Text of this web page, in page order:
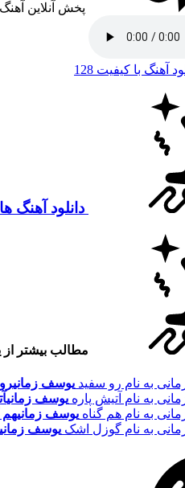
پخش آنلاین آهنگ
آهنگ با کیفیت 128
دانلود آهنگ
مطالب بیشتر
یوسف زمانی
یوسف زمانی
یوسف زمانیهم
یوسف زمانی